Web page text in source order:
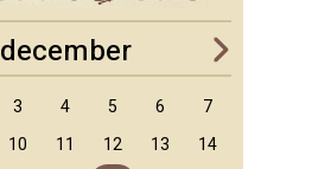
december
3 4 5 6
7
10 11 12 13
14